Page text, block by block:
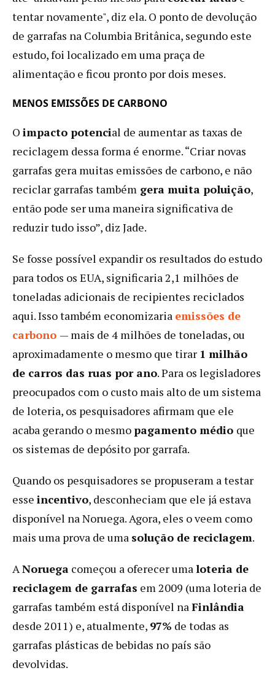
tentar novamente", diz ela. O ponto de devolução
de garrafas na Columbia Britânica, segundo este
estudo, foi localizado em uma praça de
alimentação e ficou pronto por dois meses.
MENOS EMISSÕES DE CARBONO
O impacto potencial de aumentar as taxas de
reciclagem dessa forma é enorme. “Criar novas
garrafas gera muitas emissões de carbono, e não
reciclar garrafas também gera muita poluição,
então pode ser uma maneira significativa de
reduzir tudo isso”, diz Jade.
Se fosse possível expandir os resultados do estudo
para todos os EUA, significaria 2,1 milhões de
toneladas adicionais de recipientes reciclados
aqui. Isso também economizaria emissões de
carbono — mais de 4 milhões de toneladas, ou
aproximadamente o mesmo que tirar 1 milhão
de carros das ruas por ano. Para os legisladores
preocupados com o custo mais alto de um sistema
de loteria, os pesquisadores afirmam que ele
acaba gerando o mesmo pagamento médio que
os sistemas de depósito por garrafa.
Quando os pesquisadores se propuseram a testar
esse incentivo, desconheciam que ele já estava
disponível na Noruega. Agora, eles o veem como
mais uma prova de uma solução de reciclagem.
ANoruega começou a oferecer umaloteria de
reciclagem de garrafas em 2009 (uma loteria de
garrafas também está disponível naFinlândia
desde 2011) e, atualmente, 97% de todas as
garrafas plásticas de bebidas no país são
devolvidas.